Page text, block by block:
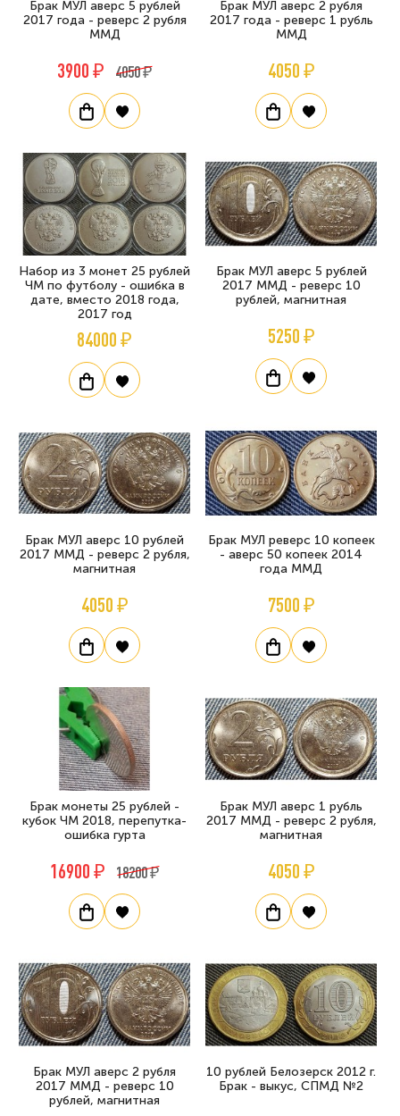
Брак МУЛ аверс 5 рублей
2017 года - реверс 2 рубля
ММД
3900 ₽ 4050 ₽
Брак МУЛ аверс 2 рубля
2017 года - реверс 1 рубль
ММД
4050 ₽
Набор из 3 монет 25 рублей
ЧМ по футболу - ошибка в
дате, вместо 2018 года,
2017 год
84000 ₽
Брак МУЛ аверс 5 рублей
2017 ММД - реверс 10
рублей, магнитная
5250 ₽
Брак МУЛ аверс 10 рублей
2017 ММД - реверс 2 рубля,
магнитная
4050 ₽
Брак МУЛ реверс 10 копеек
- аверс 50 копеек 2014
года ММД
7500 ₽
Брак монеты 25 рублей -
кубок ЧМ 2018, перепутка-
ошибка гурта
16900 ₽ 18200 ₽
Брак МУЛ аверс 1 рубль
2017 ММД - реверс 2 рубля,
магнитная
4050 ₽
Брак МУЛ аверс 2 рубля
2017 ММД - реверс 10
рублей, магнитная
10 рублей Белозерск 2012 г.
Брак - выкус, СПМД №2